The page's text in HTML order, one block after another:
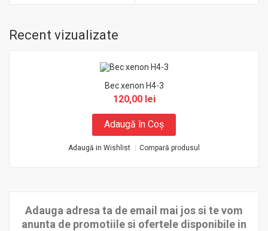
Recent vizualizate
Bec xenon H4-3
120,00 lei
Adaugă în Coş
Adaugă in Wishlist Compară produsul
Adauga adresa ta de email mai jos si te vom
anunta de promotiile si ofertele disponibile in